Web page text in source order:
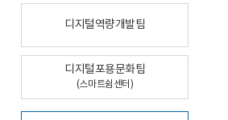
디지털역량개발팀
디지털포용문화팀
(스마트쉼센터)